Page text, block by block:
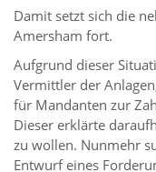
Damit setzt sich die
Amersham fort.
Aufgrund dieser
Vermittler der
für Mandanten zur
Dieser erklärte
zu wollen. Nunmehr
Entwurf eines